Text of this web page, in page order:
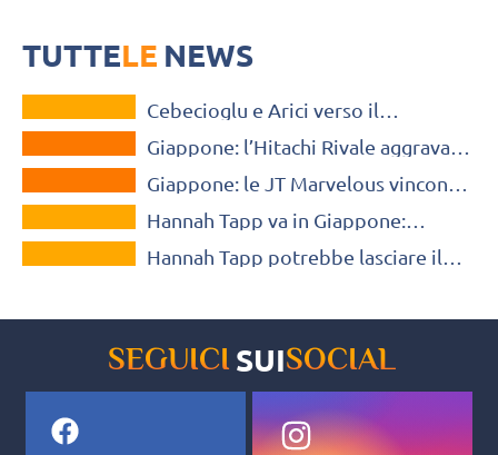
TUTTELE NEWS
VOLLEY MERCATO
Cebecioglu e Arici verso il
MONDO
Giappone: l’Hitachi Rivale aggrava la
MONDO
Giappone: le JT Marvelous vincono
TUTTE LE NEWS
Hannah Tapp va in Giappone:
TUTTE LE NEWS
Hannah Tapp potrebbe lasciare il
SEGUICI SUISOCIAL